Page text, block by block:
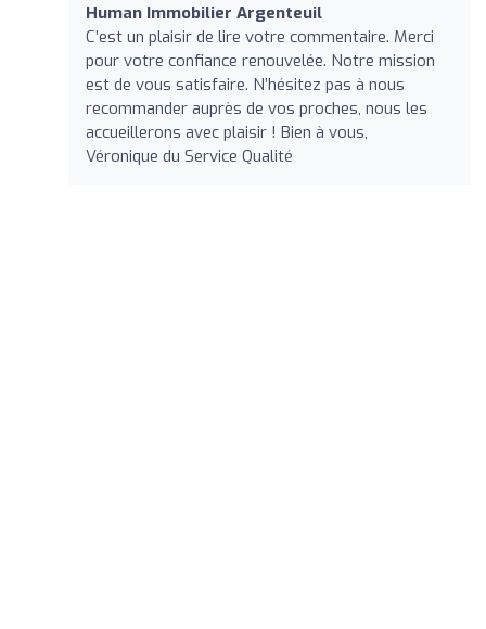
Human Immobilier Argenteuil
C’est un plaisir de lire votre commentaire. Merci
pour votre confiance renouvelée. Notre mission
est de vous satisfaire. N’hésitez pas à nous
recommander auprès de vos proches, nous les
accueillerons avec plaisir ! Bien à vous,
Véronique du Service Qualité